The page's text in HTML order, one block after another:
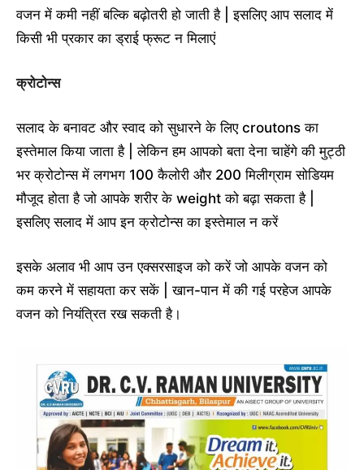
वजन में कमी नहीं बल्कि बढ़ोतरी हो जाती है | इसलिए आप सलाद में
किसी भी प्रकार का ड्राई फ्रूट न मिलाएं
क्रोटोन्स
सलाद के बनावट और स्वाद को सुधारने के लिए croutons का
इस्तेमाल किया जाता है | लेकिन हम आपको बता देना चाहेंगे की मुट्ठी
भर क्रोटोन्स में लगभग 100 कैलोरी और 200 मिलीग्राम सोडियम
मौजूद होता है जो आपके शरीर के weight को बढ़ा सकता है |
इसलिए सलाद में आप इन क्रोटोन्स का इस्तेमाल न करें
इसके अलाव भी आप उन एक्सरसाइज को करें जो आपके वजन को
कम करने में सहायता कर सकें | खान-पान में की गई परहेज आपके
वजन को नियंत्रित रख सकती है।